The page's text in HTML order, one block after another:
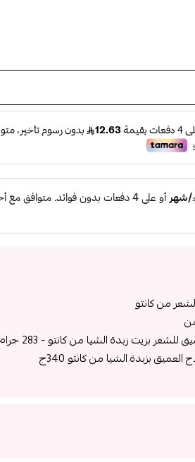
من كانتو
بزيت زبدة الشيا من كانتو - 283 جرام
بزبدة الشيا من كانتو 340ج